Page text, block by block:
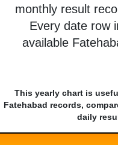
monthly result
Every date row
available
This yearly chart is
Fatehabad records,
daily